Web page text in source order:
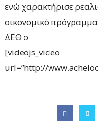
ενώ χαρακτήρισε
οικονομικό
ΔΕΘ ο
[videojs_video
url=”http://